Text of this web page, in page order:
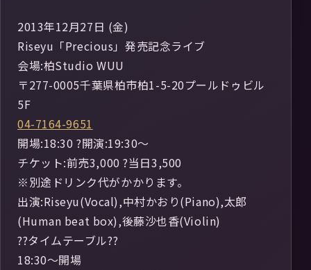
2013年12月27日 (金)
Riseyu「Precious」発売記念ライブ
会場:柏Studio WUU
〒277-0005千葉県柏市柏1-5-20プールドゥビル
5F
04-7164-9651
開場:18:30 ?開演:19:30～
チケット:前売3,000 ?当日3,500
※別途ドリンク代がかかります。
出演:Riseyu(Vocal),中村かおり(Piano),太郎
(Human beat box),後藤沙也香(Violin)
??タイムテーブル??
18:30～開場